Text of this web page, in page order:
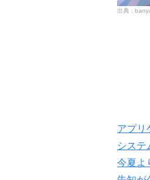
アプリ
システ
今夏よ